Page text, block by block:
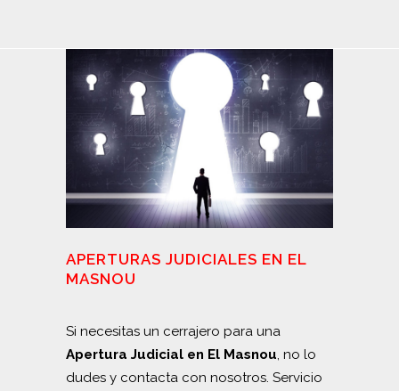
APERTURAS JUDICIALES EN EL
MASNOU
Si necesitas un cerrajero para una
Apertura Judicial en El Masnou , no lo
dudes y contacta con nosotros. Servicio